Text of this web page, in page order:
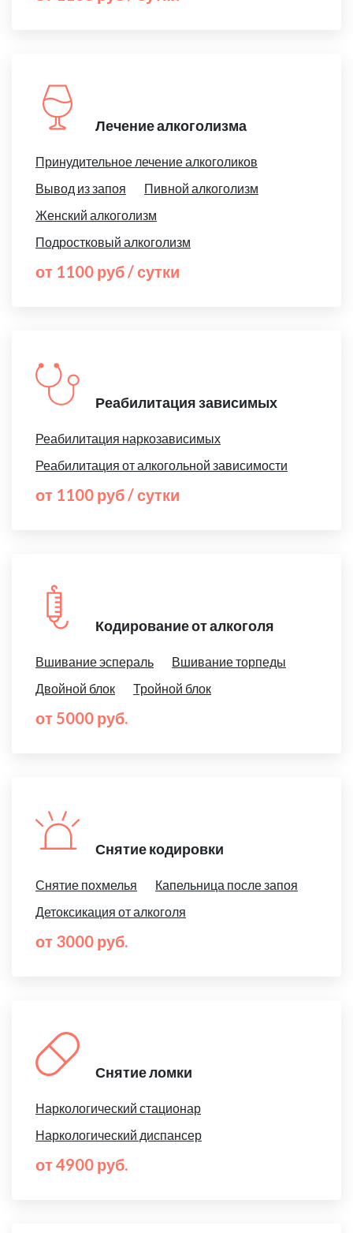
Лечение алкоголизма
Принудительное лечение алкоголиков
Вывод из запоя
Пивной алкоголизм
Женский алкоголизм
Подростковый алкоголизм
от 1100 руб / сутки
Реабилитация зависимых
Реабилитация наркозависимых
Реабилитация от алкогольной зависимости
от 1100 руб / сутки
Кодирование от алкоголя
Вшивание эспераль
Вшивание торпеды
Двойной блок
Тройной блок
от 5000 руб.
Снятие кодировки
Снятие похмелья
Капельница после запоя
Детоксикация от алкоголя
от 3000 руб.
Снятие ломки
Наркологический стационар
Наркологический диспансер
от 4900 руб.